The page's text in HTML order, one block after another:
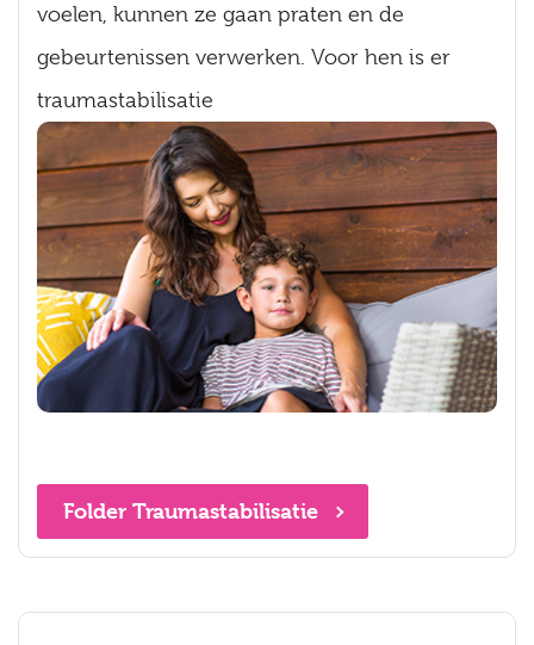
voelen, kunnen ze gaan praten en de
gebeurtenissen verwerken. Voor hen is er
traumastabilisatie
Folder Traumastabilisatie